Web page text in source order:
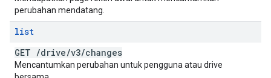
perubahan mendatang.
list
GET /drive/v3/changes
Mencantumkan perubahan untuk pengguna atau drive